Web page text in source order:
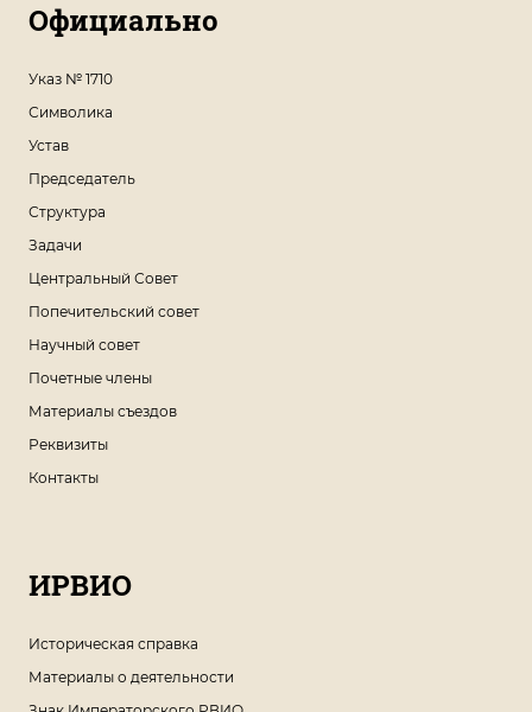
Официально
Указ № 1710
Символика
Устав
Председатель
Структура
Задачи
Центральный Совет
Попечительский совет
Научный совет
Почетные члены
Материалы съездов
Реквизиты
Контакты
ИРВИО
Историческая справка
Материалы о деятельности